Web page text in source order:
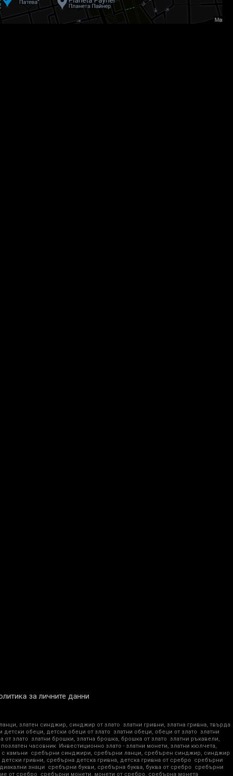
за личните данни
златен синджир, синджир от злато златни гривни, златна гривна, твърда
детски обеци, детски обеци от злато златни обеци, обеци от злато златни
от злато златни брошки, златна брошка, брошка от злато златни ръкавели,
часовник Инвестиционно злато - златни монети, златни кюлчета,
камъни
сребърни синджири, сребърни ланци, сребърен синджир, синджир
гривни, сребърна детска гривна, детска гривна от сребро
сребърни
знаци сребърни букви, сребърна буква, буква от сребро
сребърни
от сребро сребърни монети, монети от сребро, сребърна монета